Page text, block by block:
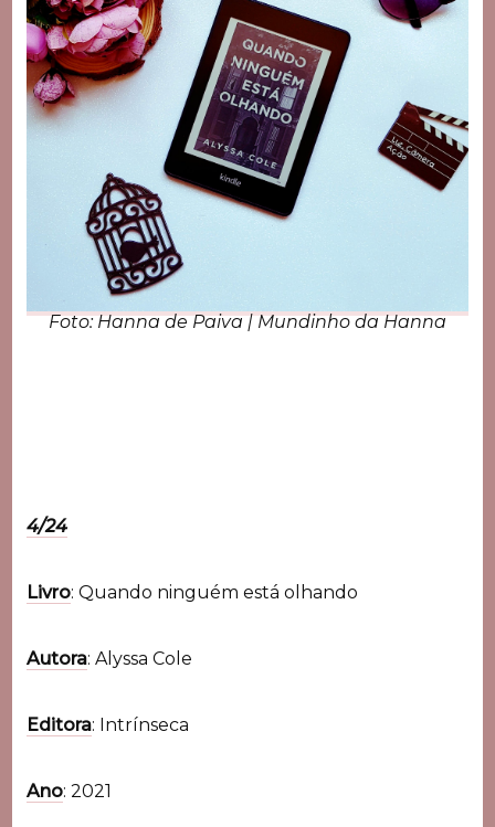
Foto: Hanna de Paiva | Mundinho da Hanna
4/24
Livro: Quando ninguém está olhando
Autora: Alyssa Cole
Editora: Intrínseca
Ano: 2021